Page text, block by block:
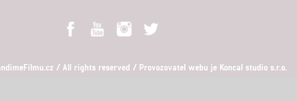
/ All rights reserved / Provozovatel webu je Koncal studio s.r.o.
studio s.r.o., IČO: 03604071, Lýskova 2073/57, Stodůlky, 155 00, Praha 5